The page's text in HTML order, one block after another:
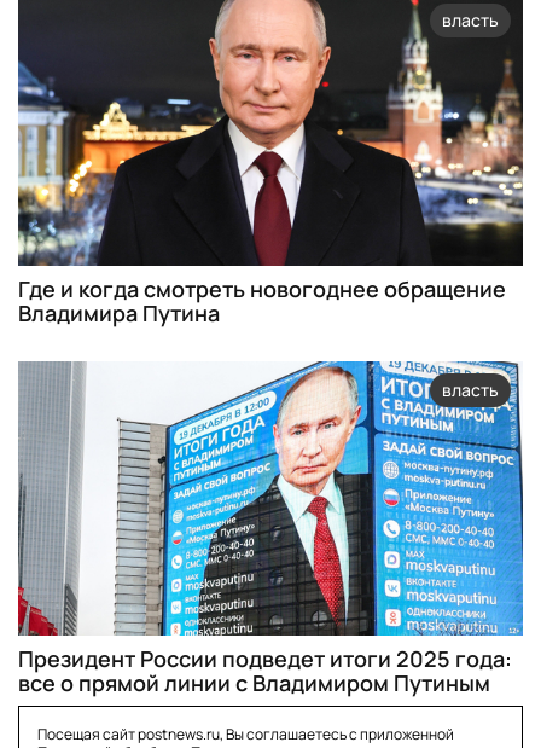
власть
Где и когда смотреть новогоднее обращение
Владимира Путина
власть
Президент России подведет итоги 2025 года:
все о прямой линии с Владимиром Путиным
Посещая сайт postnews.ru, Вы соглашаетесь с приложенной